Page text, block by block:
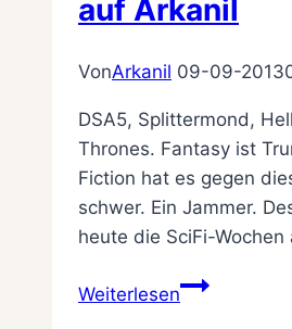
auf Arkanil
VonArkanil 09-09-2013
DSA5, Splittermond,
Thrones. Fantasy ist
Fiction hat es gegen
schwer. Ein Jammer.
heute die SciFi-Wochen
WeiterlesenZum